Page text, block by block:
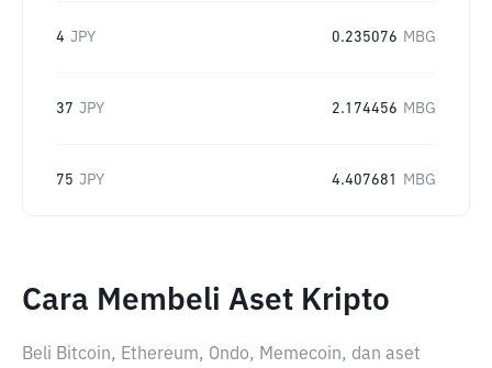
4 JPY 0.235076 MBG
37 JPY 2.174456 MBG
75 JPY 4.407681 MBG
Cara Membeli Aset Kripto
Beli Bitcoin, Ethereum, Ondo, Memecoin, dan aset